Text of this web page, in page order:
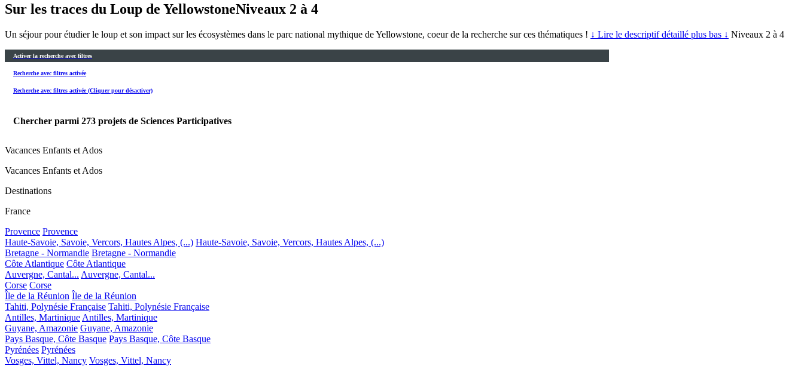
Sur les traces du Loup de YellowstoneNiveaux 2 à 4
Un séjour pour étudier le loup et son impact sur les écosystèmes dans le parc national mythique de Yellowstone, coeur de la recherche sur ces thématiques ! ↓ Lire le descriptif détaillé plus bas ↓ Niveaux 2 à 4
Activer la recherche avec filtres
Recherche avec filtres activée
Recherche avec filtres activée (Cliquer pour désactiver)
Chercher parmi 273 projets de Sciences Participatives
Vacances Enfants et Ados
Vacances Enfants et Ados
Destinations
France
Provence Provence
Haute-Savoie, Savoie, Vercors, Hautes Alpes, (...) Haute-Savoie, Savoie, Vercors, Hautes Alpes, (...)
Bretagne - Normandie Bretagne - Normandie
Côte Atlantique Côte Atlantique
Auvergne, Cantal... Auvergne, Cantal...
Corse Corse
Île de la Réunion Île de la Réunion
Tahiti, Polynésie Française Tahiti, Polynésie Française
Antilles, Martinique Antilles, Martinique
Guyane, Amazonie Guyane, Amazonie
Pays Basque, Côte Basque Pays Basque, Côte Basque
Pyrénées Pyrénées
Vosges, Vittel, Nancy Vosges, Vittel, Nancy